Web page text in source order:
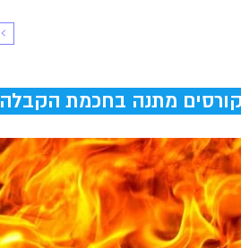
קורסים מתנה בחכמת הקבלה